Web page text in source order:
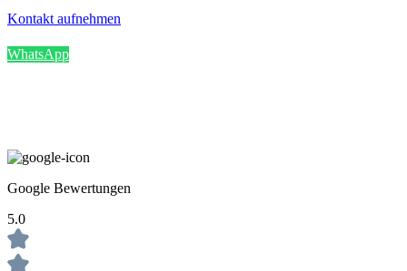
Kontakt aufnehmen
WhatsApp
Google Bewertungen
5.0